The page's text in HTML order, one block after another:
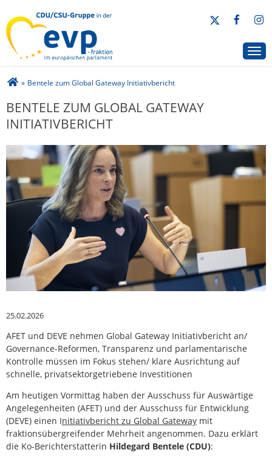
Sie sind hier
» Bentele zum Global Gateway Initiativbericht
BENTELE ZUM GLOBAL GATEWAY
INITIATIVBERICHT
25.02.2026
AFET und DEVE nehmen Global Gateway Initiativbericht an/
Governance-Reformen, Transparenz und parlamentarische
Kontrolle müssen im Fokus stehen/ klare Ausrichtung auf
schnelle, privatsektorgetriebene Investitionen
Am heutigen Vormittag haben der Ausschuss für Auswärtige
Angelegenheiten (AFET) und der Ausschuss für Entwicklung
(DEVE) einen Initiativbericht zu Global Gateway mit
fraktionsübergreifender Mehrheit angenommen. Dazu erklärt
die Ko-Berichterstatterin Hildegard Bentele (CDU):